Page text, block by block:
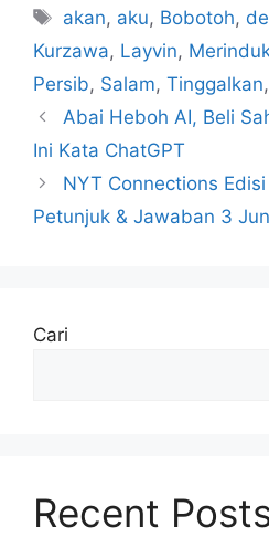
Tag
akan, aku, Bobotoh,
Kurzawa, Layvin,
Persib, Salam, Tinggalkan,
Abai Heboh AI, Beli
Ini Kata ChatGPT
NYT Connections
Petunjuk & Jawaban 3
Cari
Recent